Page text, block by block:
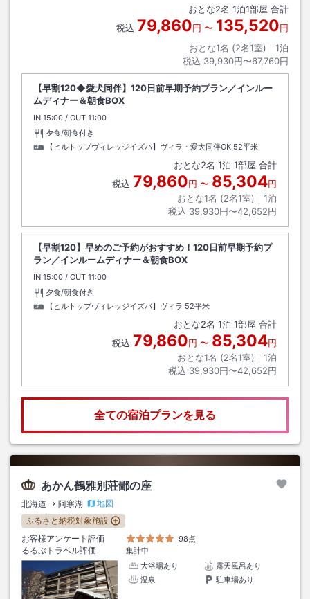
おとな2名 1泊1部屋 合計
税込 79,860円 〜 135,520円
おとな1名 (2名1室)｜ 1泊
税込 39,930円〜67,760円
【早割120◆愛犬同伴】120日前早期予約プラン／インルー
ムディナー＆朝食BOX
IN チェックイン
15:00 / OUT チェックアウト
11:00
夕食/朝食付き
【ヒルトップヴィレッジイズバ】ヴィラ・愛犬同伴OK 52平米
おとな2名 1泊 1部屋 合計
税込 79,860円 〜 85,304円
おとな1名 (2名1室)｜ 1泊
税込 39,930円〜42,652円
【早割120】早めのご予約がおすすめ！120日前早期予約プ
ラン／インルームディナー＆朝食BOX
IN チェックイン
15:00 / OUT チェックアウト
11:00
夕食/朝食付き
【ヒルトップヴィレッジイズバ】ヴィラ 52平米
おとな2名 1泊 1部屋 合計
税込 79,860円 〜 85,304円
おとな1名 (2名1室)｜ 1泊
税込 39,930円〜42,652円
全ての宿泊プランを見る
あかん鶴雅別荘鄙の座
北海道 阿寒湖
地図
ふるさと納税対象施設
お客様アンケート評価
98点
るるぶトラベル評価
集計中
大浴場あり
露天風呂あり
温泉
駐車場あり